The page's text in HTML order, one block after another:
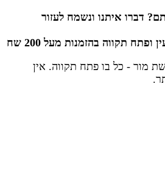
דברו איתנו ונשמח לעזור
תקווה בהזמנות מעל 200 שח
מור - כל בו פתח תקווה. אין